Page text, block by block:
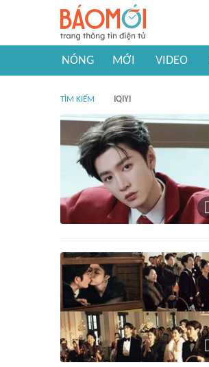
NÓNG MỚI VIDEO
TÌM KIẾM IQIYI